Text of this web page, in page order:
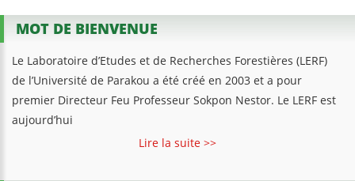
MOT DE BIENVENUE
Le Laboratoire d’Etudes et de Recherches Forestières (LERF)
de l’Université de Parakou a été créé en 2003 et a pour
premier Directeur Feu Professeur Sokpon Nestor. Le LERF est
aujourd’hui
Lire la suite >>